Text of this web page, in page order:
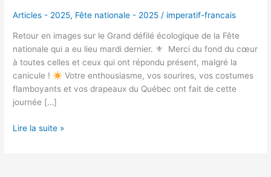
Articles - 2025, Fête nationale - 2025 / imperatif-francais
Retour en images sur le Grand défilé écologique de la Fête
nationale qui a eu lieu mardi dernier. ⚜ Merci du fond du cœur
à toutes celles et ceux qui ont répondu présent, malgré la
canicule !
Votre enthousiasme, vos sourires, vos costumes
flamboyants et vos drapeaux du Québec ont fait de cette
journée […]
Lire la suite »